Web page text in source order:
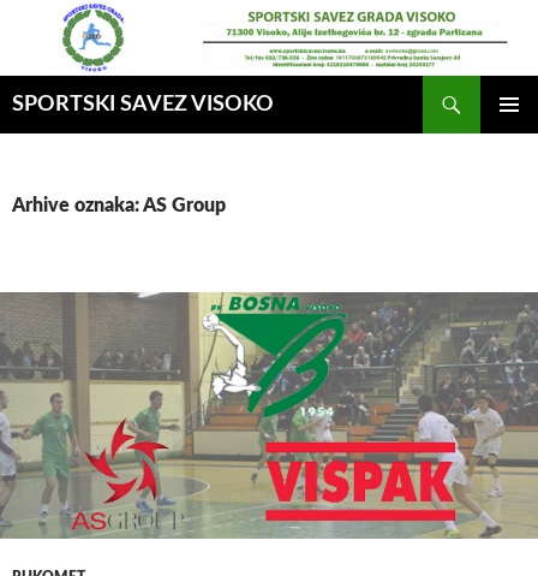
SPORTSKI SAVEZ VISOKO
Arhive oznaka: AS Group